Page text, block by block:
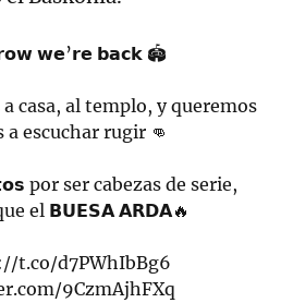
𝘄𝗲’𝗿𝗲 𝗯𝗮𝗰𝗸 🏟️
casa, al templo, y queremos
a escuchar rugir 👊
por ser cabezas de serie,
el 𝗕𝗨𝗘𝗦𝗔 𝗔𝗥𝗗𝗔🔥
t.co/d7PWhIbBg6
9CzmAjhFXq